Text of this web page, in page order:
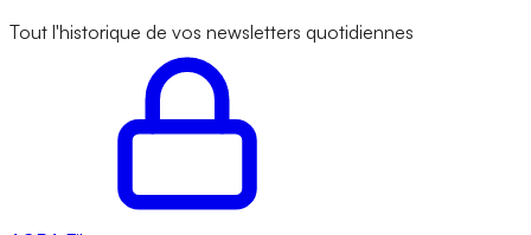
Tout l'historique de vos newsletters quotidiennes